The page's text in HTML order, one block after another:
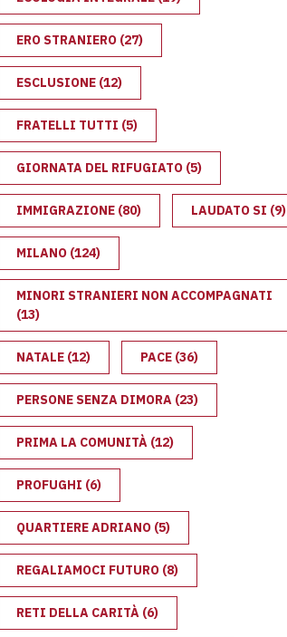
LIBIA
ERO STRANIERO (27)
ESCLUSIONE (12)
FRATELLI TUTTI (5)
GIORNATA DEL RIFUGIATO (5)
IMMIGRAZIONE (80) LAUDATO SI (9)
MILANO (124)
MINORI STRANIERI NON ACCOMPAGNATI
(13)
NATALE (12) PACE (36)
PERSONE SENZA DIMORA (23)
PRIMA LA COMUNITÀ (12)
PROFUGHI (6)
QUARTIERE ADRIANO (5)
REGALIAMOCI FUTURO (8)
RETI DELLA CARITÀ (6)